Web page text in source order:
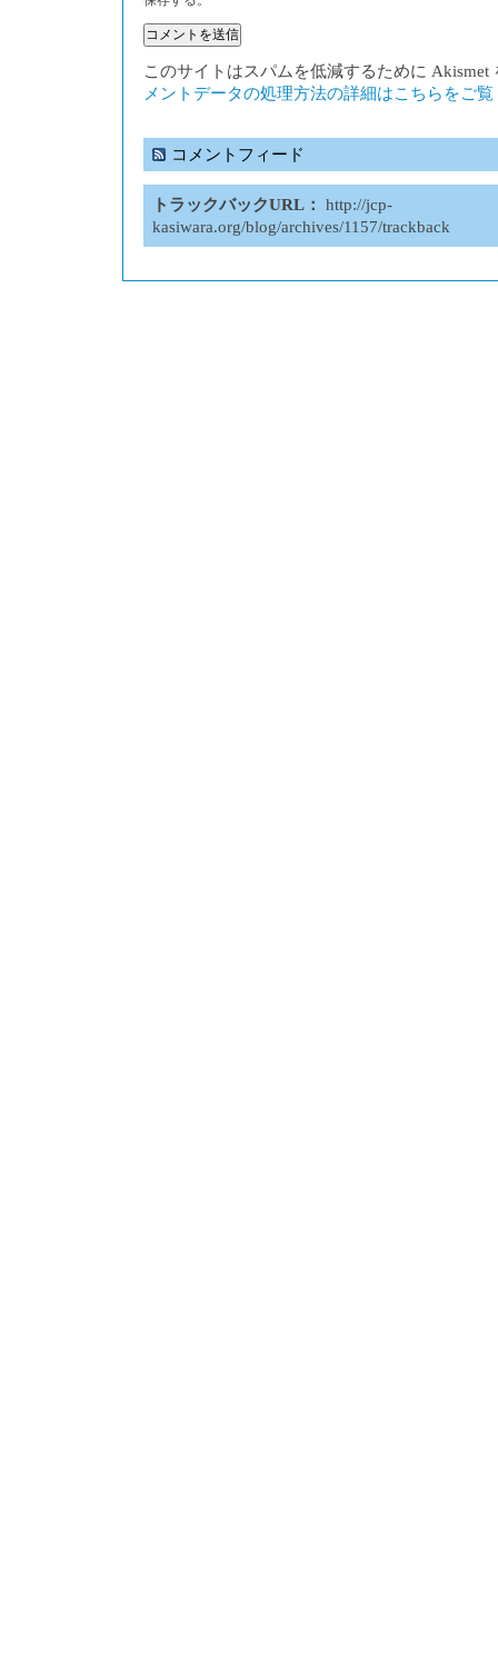
このサイトはスパムを低減するために Akismet
メントデータの処理方法の詳細はこちらをご
コメントフィード
トラックバックURL：
http://jcp-
kasiwara.org/blog/archives/1157/trackback